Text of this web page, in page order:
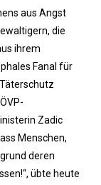
aus Angst
die
ihrem
Fanal für
Zadic
Menschen,
deren
übte heute